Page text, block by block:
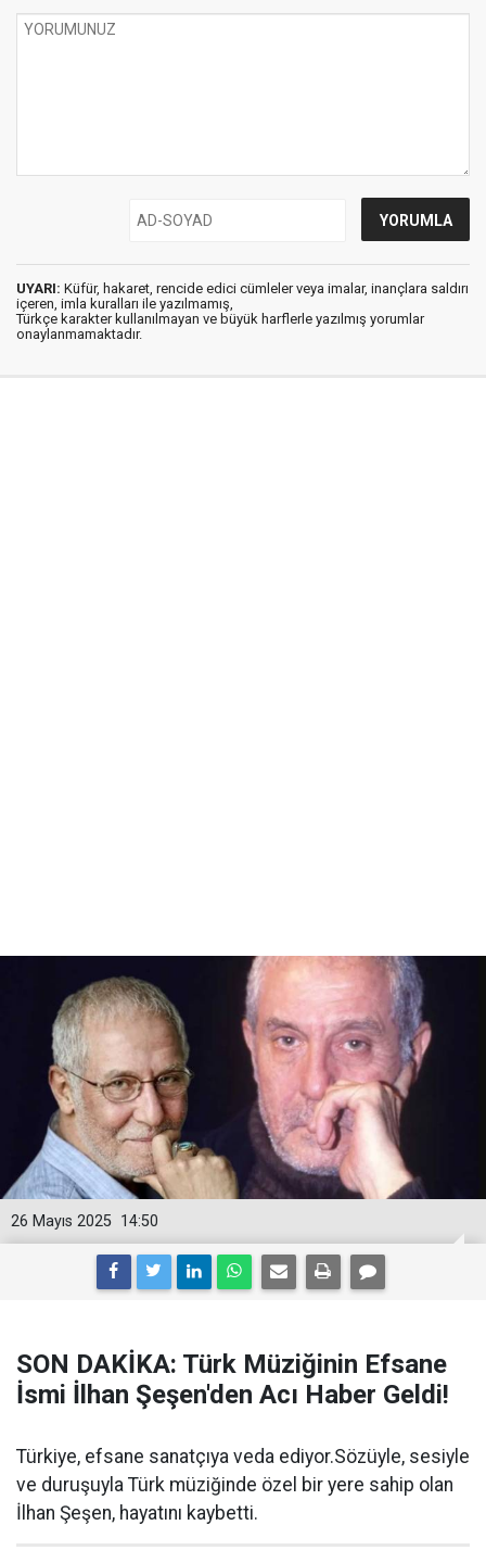
UYARI: Küfür, hakaret, rencide edici cümleler veya imalar, inançlara saldırı
içeren, imla kuralları ile yazılmamış,
Türkçe karakter kullanılmayan ve büyük harflerle yazılmış yorumlar
onaylanmamaktadır.
14:50
26 Mayıs 2025
SON DAKİKA: Türk Müziğinin Efsane
İsmi İlhan Şeşen'den Acı Haber Geldi!
Türkiye, efsane sanatçıya veda ediyor.Sözüyle, sesiyle
ve duruşuyla Türk müziğinde özel bir yere sahip olan
İlhan Şeşen, hayatını kaybetti.